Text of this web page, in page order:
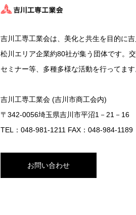
吉川工専工業会は、美化と共生を目的に
松川エリア企業約80社が集う団体です。
セミナー等、多種多様な活動を行ってます
吉川工専工業会 (吉川市商工会内)
〒342-0056埼玉県吉川市平沼1－21－16
TEL：048-981-1211 FAX：048-984-1189
お問い合わせ